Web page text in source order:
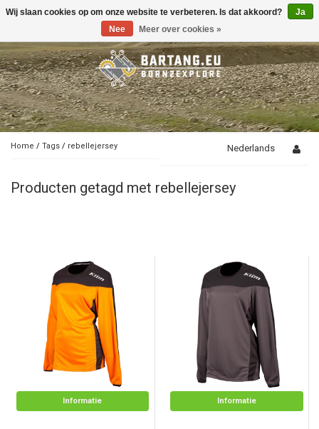
Toggle
Home / Tags / rebellejersey Nederlands
Producten getagd met rebellejersey
Informatie Informatie
Wij slaan cookies op om onze website te verbeteren. Is dat akkoord?
Ja
Nee
Meer over cookies »